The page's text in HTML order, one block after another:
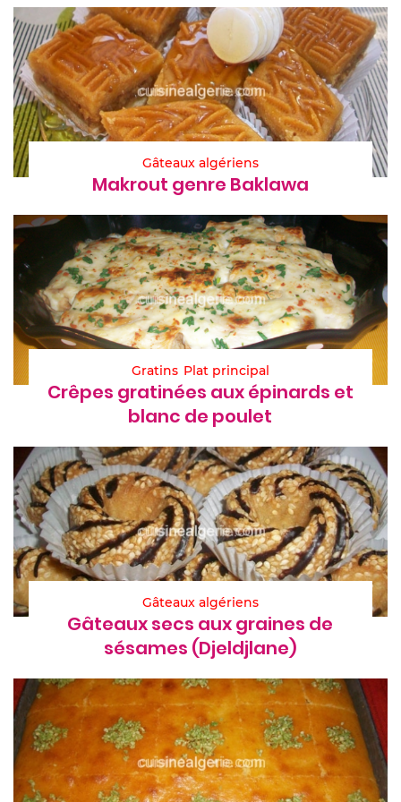
Gâteaux algériens
Makrout genre Baklawa
Gratins Plat principal
Crêpes gratinées aux épinards et
blanc de poulet
Gâteaux algériens
Gâteaux secs aux graines de
sésames (Djeldjlane)